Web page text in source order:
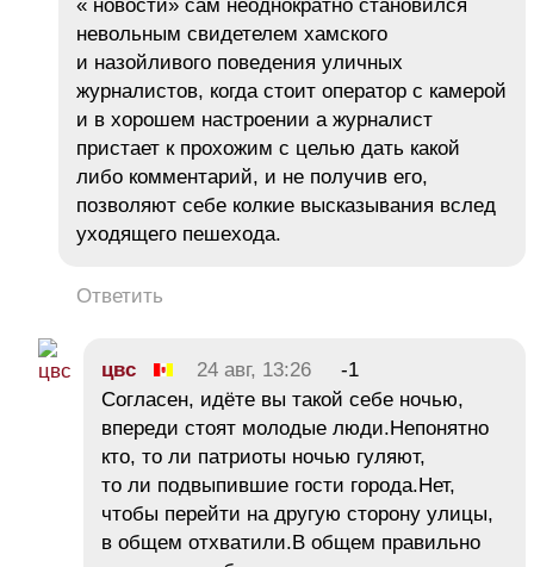
« новости» сам неоднократно становился
невольным свидетелем хамского
и назойливого поведения уличных
журналистов, когда стоит оператор с камерой
и в хорошем настроении а журналист
пристает к прохожим с целью дать какой
либо комментарий, и не получив его,
позволяют себе колкие высказывания вслед
уходящего пешехода.
Ответить
цвс 24 авг, 13:26
-1
Согласен, идёте вы такой себе ночью,
впереди стоят молодые люди.Непонятно
кто, то ли патриоты ночью гуляют,
то ли подвыпившие гости города.Нет,
чтобы перейти на другую сторону улицы,
в общем отхватили.В общем правильно